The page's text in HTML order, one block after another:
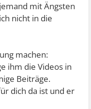
mit Ängsten
nicht in die
machen:
ihm die Videos in
Beiträge.
dich da ist und er